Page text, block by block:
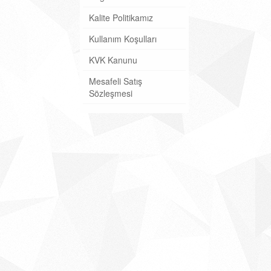
Kalite Politikamız
Kullanım Koşulları
KVK Kanunu
Mesafeli Satış
Sözleşmesi